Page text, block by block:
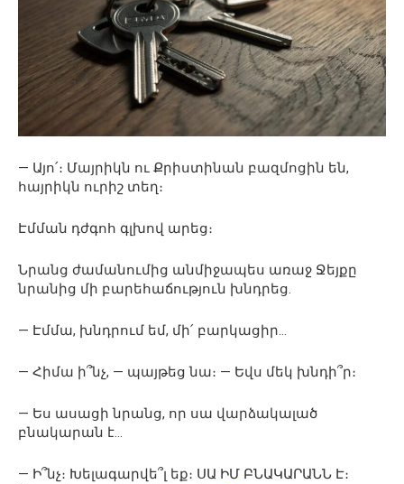
— Այո՛։ Մայրիկն ու Քրիստինան բազմոցին են,
հայրիկն ուրիշ տեղ։
Էմման դժգոհ գլխով արեց։
Նրանց ժամանումից անմիջապես առաջ Ջեյքը
նրանից մի բարեհաճություն խնդրեց.
— Էմմա, խնդրում եմ, մի՛ բարկացիր…
— Հիմա ի՞նչ, — պայթեց նա։ — Եվս մեկ խնդի՞ր։
— Ես ասացի նրանց, որ սա վարձակալած
բնակարան է…
— Ի՞նչ։ Խելագարվե՞լ եք։ ՍԱ ԻՄ ԲՆԱԿԱՐԱՆՆ Է։